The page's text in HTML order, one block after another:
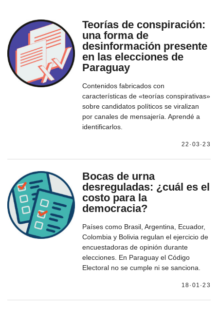
Teorías de conspiración:
una forma de
desinformación presente
en las elecciones de
Paraguay
Contenidos fabricados con
características de «teorías conspirativas»
sobre candidatos políticos se viralizan
por canales de mensajería. Aprendé a
identificarlos.
22·03·23
Bocas de urna
desreguladas: ¿cuál es el
costo para la
democracia?
Países como Brasil, Argentina, Ecuador,
Colombia y Bolivia regulan el ejercicio de
encuestadoras de opinión durante
elecciones. En Paraguay el Código
Electoral no se cumple ni se sanciona.
18·01·23